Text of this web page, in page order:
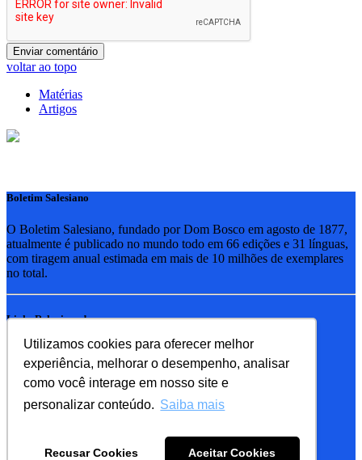
Utilizamos cookies para oferecer melhor
experiência, melhorar o desempenho, analisar
como você interage em nosso site e
personalizar conteúdo. Saiba mais
Recusar Cookies Aceitar Cookies
voltar ao topo
Matérias
Artigos
Boletim Salesiano
O Boletim Salesiano, fundado por Dom Bosco em agosto de 1877,
atualmente é publicado no mundo todo em 66 edições e 31 línguas,
com tiragem anual estimada em mais de 10 milhões de exemplares
no total.
Links Relacionados
RSB - Rede Salesiana Brasil
EDEBE - Editora
UPV - União pela Vida
Familia Salesiana
SDB - Salesianos de Dom Bosco